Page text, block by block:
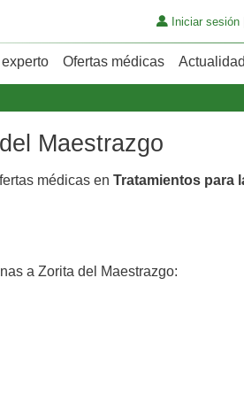
Iniciar sesión|
Ofertas médicas Actualidad
Maestrazgo
médicas en Tratamientos para
a Zorita del Maestrazgo: